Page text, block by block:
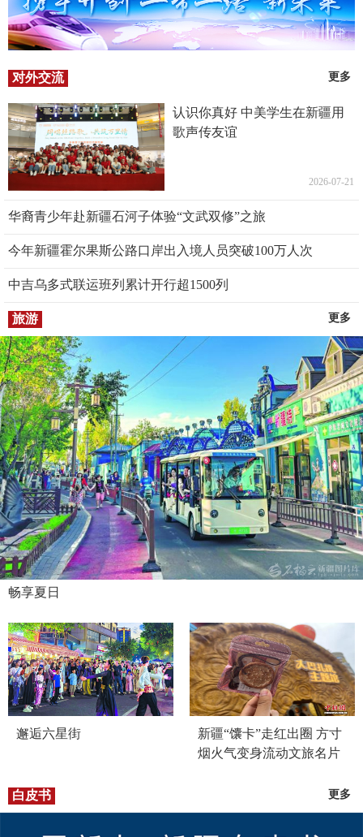
对外交流 更多
认识你真好 中美学生在新疆用
歌声传友谊
2026-07-21
华裔青少年赴新疆石河子体验“文武双修”之旅
今年新疆霍尔果斯公路口岸出入境人员突破100万人次
中吉乌多式联运班列累计开行超1500列
旅游 更多
畅享夏日
邂逅六星街
新疆“馕卡”走红出圈 方寸
烟火气变身流动文旅名片
白皮书 更多